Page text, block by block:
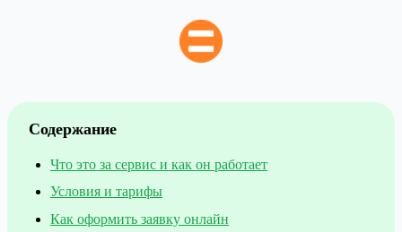
Содержание
Что это за сервис и как он работает
Условия и тарифы
Как оформить заявку онлайн